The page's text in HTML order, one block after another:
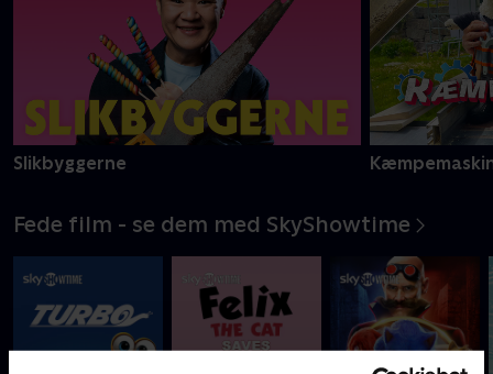
Slikbyggerne
Fede film - se dem med SkyShowtime